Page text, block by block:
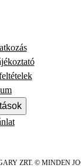
ZRT. © MINDEN